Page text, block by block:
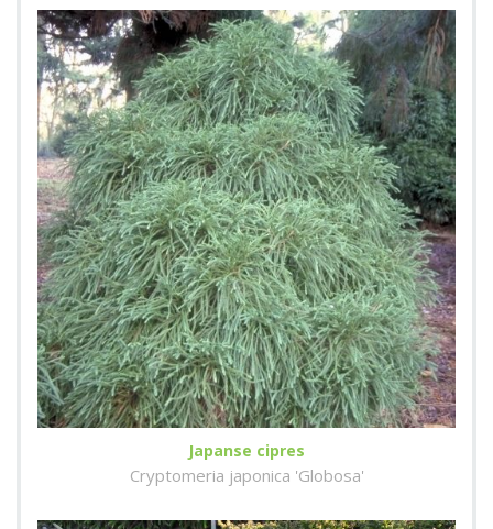
Japanse cipres
Cryptomeria japonica 'Globosa'